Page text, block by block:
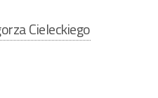
Cieleckiego